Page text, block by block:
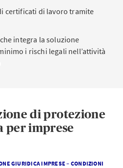
certificati di lavoro tramite
integra la soluzione
i rischi legali nell’attività
di protezione
per imprese
GIURIDICA IMPRESE – CONDIZIONI